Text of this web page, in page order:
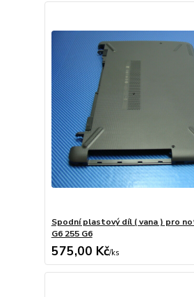
Spodní plastový díl ( vana ) pro
G6 255 G6
575,00 Kč/ks